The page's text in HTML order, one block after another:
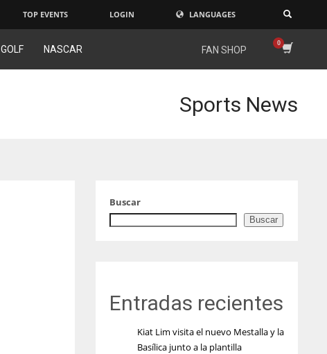
TOP EVENTS LOGIN LANGUAGES
GOLF NASCAR FAN SHOP
Sports News
Buscar
Buscar
Entradas recientes
Kiat Lim visita el nuevo Mestalla y la
Basílica junto a la plantilla